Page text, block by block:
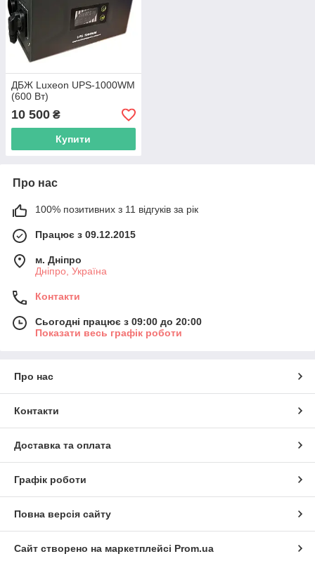
ДБЖ Luxeon UPS-1000WM
(600 Вт)
10 500 ₴
Купити
Про нас
100% позитивних з 11 відгуків за рік
Працює з 09.12.2015
м. Дніпро
Дніпро, Україна
Контакти
Сьогодні працює з 09:00 до 20:00
Показати весь графік роботи
Про нас
Контакти
Доставка та оплата
Графік роботи
Повна версія сайту
Сайт створено на маркетплейсі Prom.ua